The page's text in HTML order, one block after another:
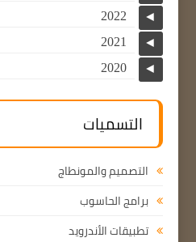
◄
2022
◄
2021
◄
2020
التسميات
التصميم والمونطاج
برامج الحاسوب
تطبيقات الأندرويد